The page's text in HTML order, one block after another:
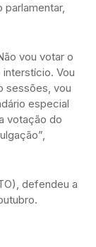
vou votar o
Vou
sessões, vou
especial
votação do
defendeu a